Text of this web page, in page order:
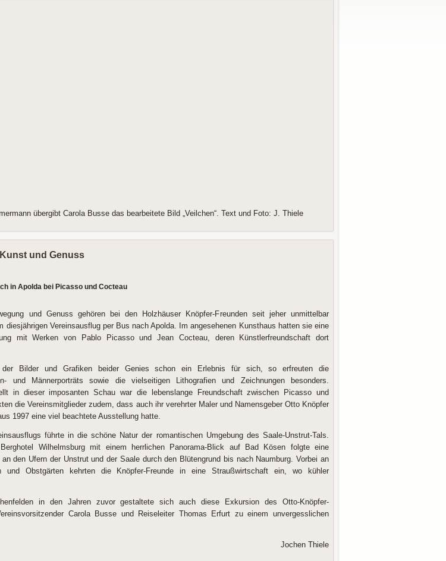
übergibt Carola Busse das bearbeitete Bild „Veilchen“. Text und Foto: J. Thiele
und Genuss
in Apolda bei Picasso und Cocteau
und Genuss gehören bei den Holzhäuser Knöpfer-Freunden seit jeher unmittelbar
diesjährigen Vereinsausflug per Bus nach Apolda. Im angesehenen Kunsthaus hatten sie eine
mit Werken von Pablo Picasso und Jean Cocteau, deren Künstlerfreundschaft dort
der Bilder und Grafiken beider Genies schon ein Erlebnis für sich, so erfreuten die
und Männerporträts sowie die vielseitigen Lithografien und Zeichnungen besonders.
in dieser imposanten Schau war die lebenslange Freundschaft zwischen Picasso und
die Vereinsmitglieder zudem, dass auch ihr verehrter Maler und Namensgeber Otto Knöpfer
1997 eine viel beachtete Ausstellung hatte.
führte in die schöne Natur der romantischen Umgebung des Saale-Unstrut-Tals.
Wilhelmsburg mit einem herrlichen Panorama-Blick auf Bad Kösen folgte eine
den Ufern der Unstrut und der Saale durch den Blütengrund bis nach Naumburg. Vorbei an
und Obstgärten kehrten die Knöpfer-Freunde in eine Straußwirtschaft ein, wo kühler
in den Jahren zuvor gestaltete sich auch diese Exkursion des Otto-Knöpfer-
Carola Busse und Reiseleiter Thomas Erfurt zu einem unvergesslichen
Jochen Thiele